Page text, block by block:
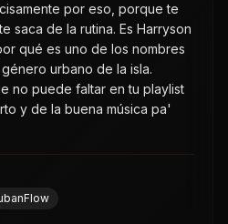
por eso, porque te
saca de la rutina. Es Harryson
qué es uno de los nombres
urbano de la isla.
no puede faltar en tu playlist
y de la buena música pa'